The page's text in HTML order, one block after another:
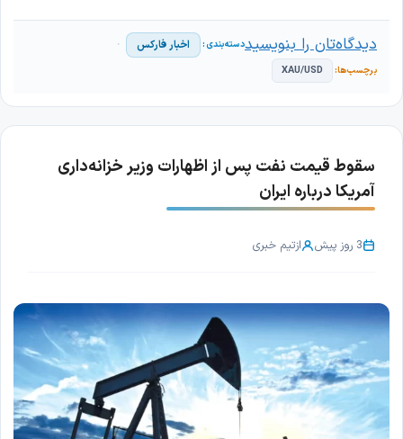
اخبار فارکس
XAU/USD
دیدگاه‌تان را بنویسید
سقوط قیمت نفت پس از اظهارات وزیر خزانه‌داری
آمریکا درباره ایران
3 روز پیش ازتیم خبری